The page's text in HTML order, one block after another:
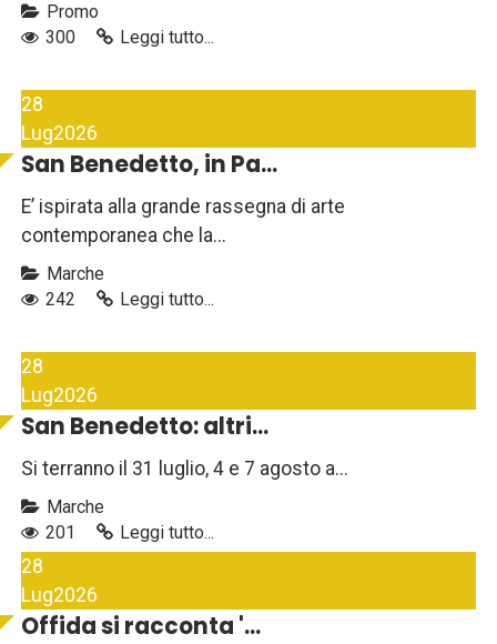
Promo
300
Leggi tutto...
28
Lug2026
San Benedetto, in Pa...
E’ ispirata alla grande rassegna di arte
contemporanea che la...
Marche
242
Leggi tutto...
28
Lug2026
San Benedetto: altri...
Si terranno il 31 luglio, 4 e 7 agosto a...
Marche
201
Leggi tutto...
28
Lug2026
Offida si racconta '...